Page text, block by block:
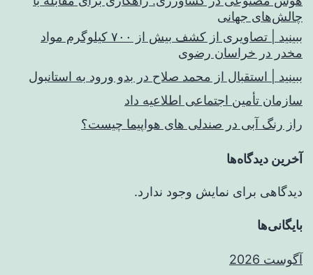
چالش‌های جهانی
ببینید | تصاویری از کشف بیش از ۷۰۰ کیلوگرم مواد
مخدر در خراسان رضوی
ببینید | استقبال از محمد صلاح در بدو ورود به استانبول
سازمان تأمین اجتماعی اطلاعیه داد
راز رنگ آبی در صندلی های هواپیما چیست؟
آخرین دیدگاه‌ها
دیدگاهی برای نمایش وجود ندارد.
بایگانی‌ها
آگوست 2026